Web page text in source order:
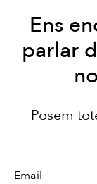
Ens
parlar
Posem
Email